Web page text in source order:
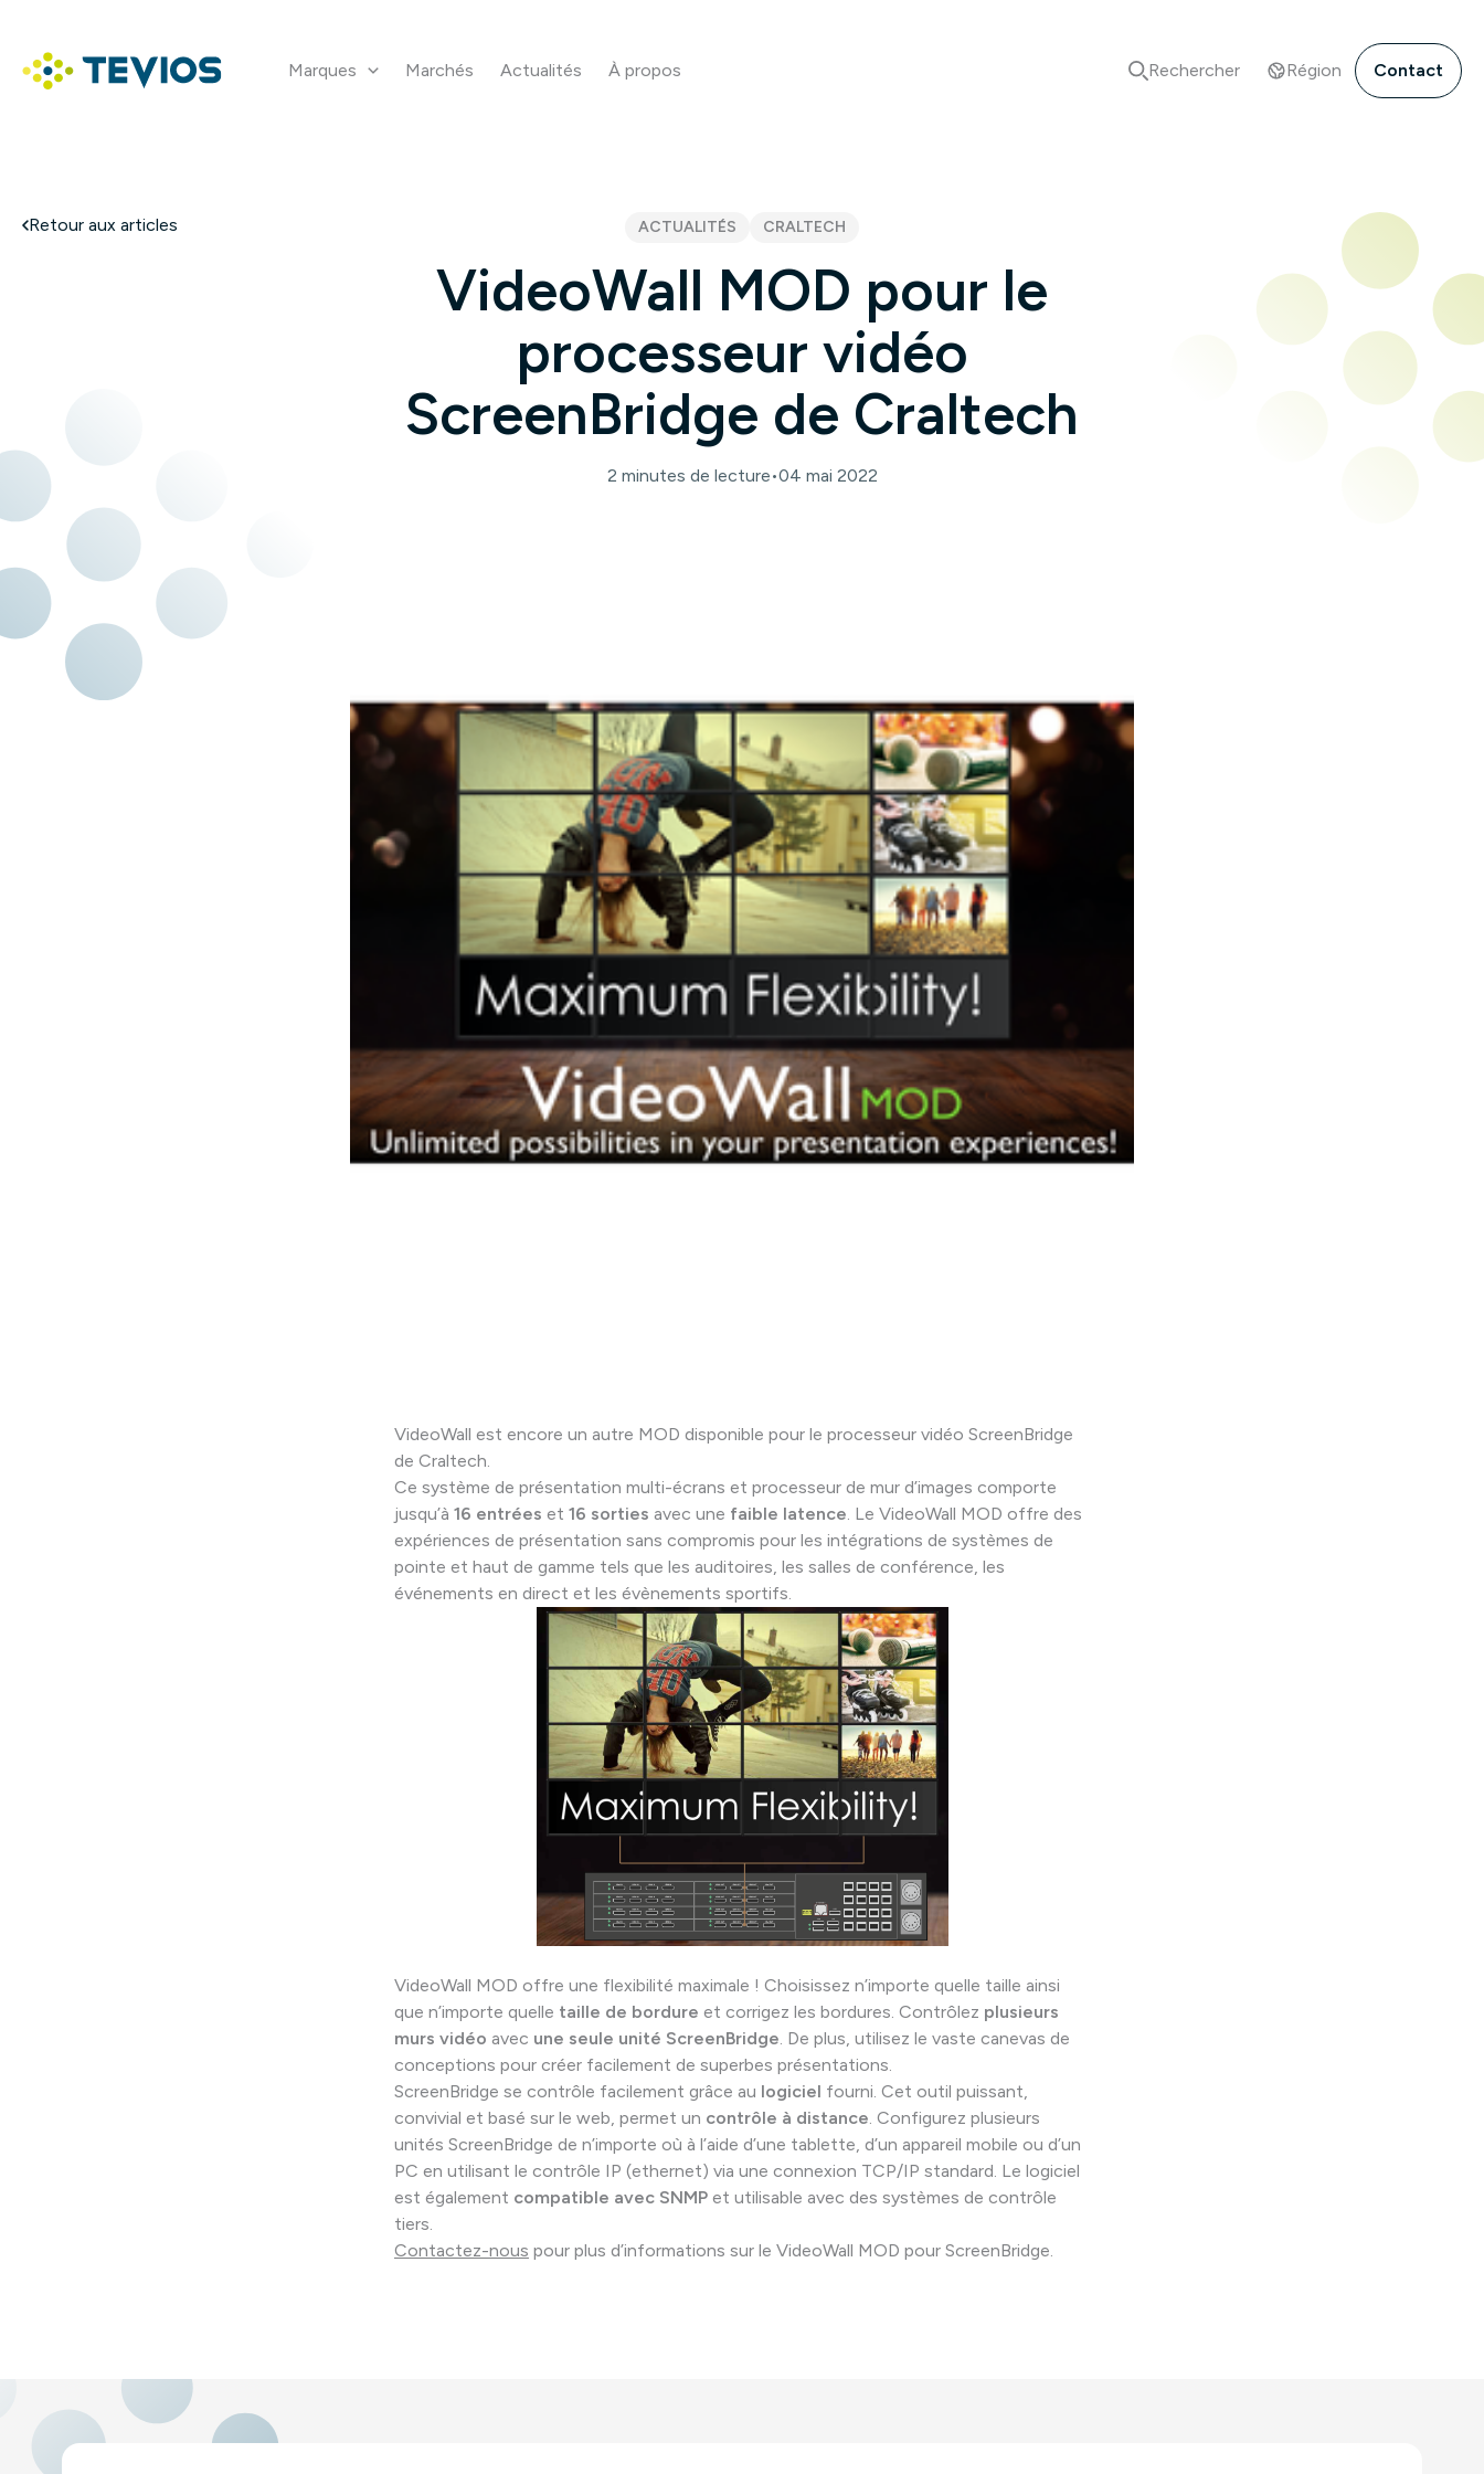
contenu
Marques Marchés Actualités À propos Rechercher Région Contact
VideoWall MOD pour le
processeur vidéo
ScreenBridge de Craltech
Retour aux articles ACTUALITÉS CRALTECH
2 minutes de lecture•04 mai 2022
VideoWall est encore un autre MOD disponible pour le processeur vidéo ScreenBridge
de Craltech.
Ce système de présentation multi-écrans et processeur de mur d’images comporte
jusqu’à 16 entrées et 16 sorties avec une faible latence. Le VideoWall MOD offre des
expériences de présentation sans compromis pour les intégrations de systèmes de
pointe et haut de gamme tels que les auditoires, les salles de conférence, les
événements en direct et les évènements sportifs.
VideoWall MOD offre une flexibilité maximale ! Choisissez n’importe quelle taille ainsi
que n’importe quelle taille de bordure et corrigez les bordures. Contrôlez plusieurs
murs vidéo avec une seule unité ScreenBridge . De plus, utilisez le vaste canevas de
conceptions pour créer facilement de superbes présentations.
ScreenBridge se contrôle facilement grâce au logiciel fourni. Cet outil puissant,
convivial et basé sur le web, permet un contrôle à distance . Configurez plusieurs
unités ScreenBridge de n’importe où à l’aide d’une tablette, d’un appareil mobile ou d’un
PC en utilisant le contrôle IP (ethernet) via une connexion TCP/IP standard. Le logiciel
est également compatible avec SNMP et utilisable avec des systèmes de contrôle
tiers.
Contactez-nous pour plus d’informations sur le VideoWall MOD pour ScreenBridge.